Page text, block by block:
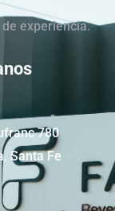
experiencia.
780
Santa Fe